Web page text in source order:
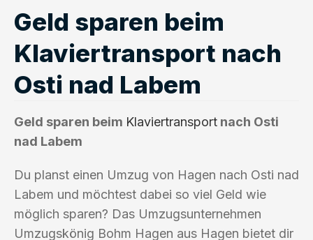
Geld sparen beim
Klaviertransport nach
Osti nad Labem
Geld sparen beim Klaviertransport nach Osti
nad Labem
Du planst einen Umzug von Hagen nach Osti nad
Labem und möchtest dabei so viel Geld wie
möglich sparen? Das Umzugsunternehmen
Umzugskönig Bohm Hagen aus Hagen bietet dir